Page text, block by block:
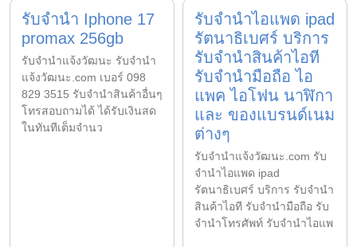
รับจำนำ Iphone 17
promax 256gb
รับจํานําแจ้งวัฒนะ รับจํานํา
แจ้งวัฒนะ.com เบอร์ 098
829 3515 รับจำนำสินค้าอื่นๆ
โทรสอบถามได้ ได้รับเงินสด
ในทันทีเต็มจำนว
รับจำนำไอแพด ipad
รัตนาธิเบศร์ บริการ
รับจำนำสินค้าไอที
รับจำนำมือถือ ไอ
แพค ไอโฟน นาฬิกา
และ ของแบรนด์เนม
ต่างๆ
รับจํานําแจ้งวัฒนะ.com รับ
จำนำไอแพด ipad
รัตนาธิเบศร์ บริการ รับจำนำ
สินค้าไอที รับจำนำมือถือ รับ
จำนำโทรศัพท์ รับจำนำไอแพ